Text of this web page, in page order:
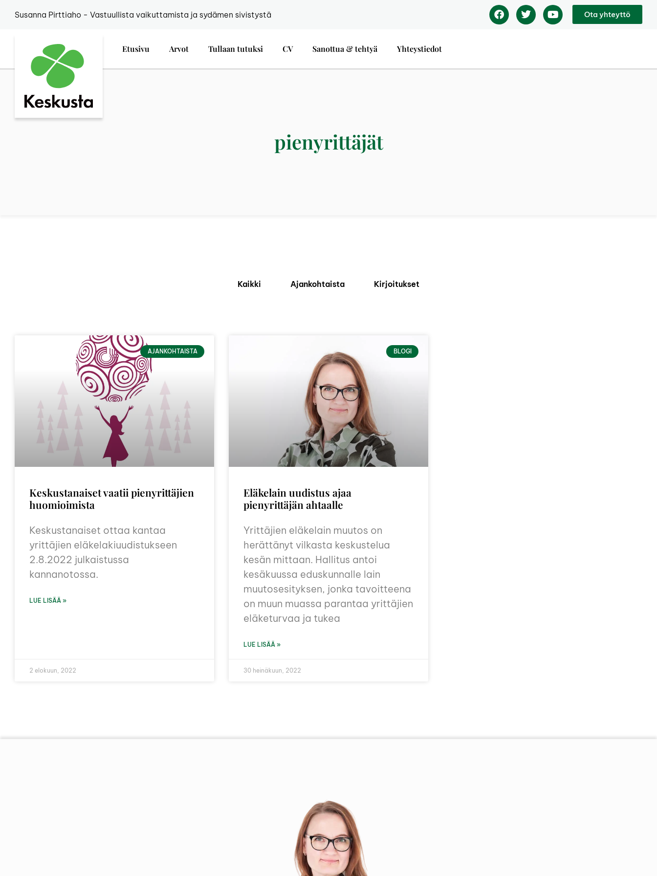
Susanna Pirttiaho - Vastuullista vaikuttamista ja sydämen sivistystä Ota yhteyttö
Etusivu Arvot Tullaan tutuksi CV Sanottua & tehtyä Yhteystiedot
pienyrittäjät
Kaikki Ajankohtaista Kirjoitukset
AJANKOHTAISTA
Keskustanaiset vaatii pienyrittäjien
huomioimista
Keskustanaiset ottaa kantaa
yrittäjien eläkelakiuudistukseen
2.8.2022 julkaistussa
kannanotossa.
LUE LISÄÄ »
2 elokuun, 2022
BLOGI
Eläkelain uudistus ajaa
pienyrittäjän ahtaalle
Yrittäjien eläkelain muutos on
herättänyt vilkasta keskustelua
kesän mittaan. Hallitus antoi
kesäkuussa eduskunnalle lain
muutosesityksen, jonka tavoitteena
on muun muassa parantaa yrittäjien
eläketurvaa ja tukea
LUE LISÄÄ »
30 heinäkuun, 2022